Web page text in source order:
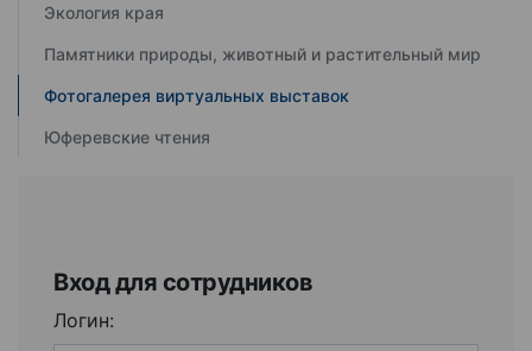
Экология края
Памятники природы, животный и растительный мир
Фотогалерея виртуальных выставок
Юферевские чтения
Вход для сотрудников
Логин: